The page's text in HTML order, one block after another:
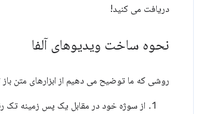
دریافت می کنید!
نحوه ساخت ویدیوهای آلفا
روشی که ما توضیح می دهیم از ابزارهای متن باز Blender و ffmpeg استفاده می کند:
از سوژه خود در مقابل یک پس زمینه تک